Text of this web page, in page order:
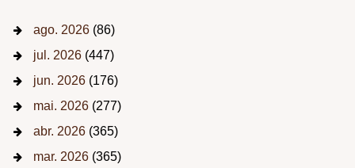
ago. 2026 (86)
jul. 2026 (447)
jun. 2026 (176)
mai. 2026 (277)
abr. 2026 (365)
mar. 2026 (365)